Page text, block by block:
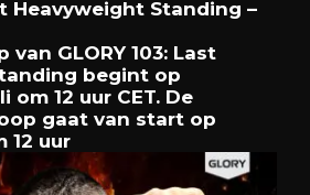
Heavyweight Standing –
GLORY 103: Last
begint op
om 12 uur CET. De
gaat van start op
12 uur